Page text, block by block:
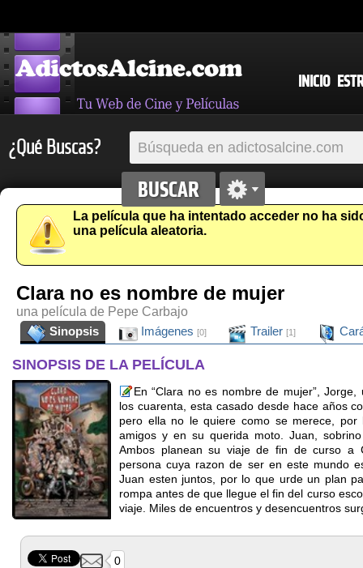
INICIO
¿Qué Buscas?
La película que ha intentado acceder no ha
una película aleatoria.
Clara no es nombre de mujer
una película de Pepe Carbajo
Sinopsis
Imágenes [0] Trailer [1]
SINOPSIS DE LA PELÍCULA
En “Clara no es nombre de mujer”,
los cuarenta, esta casado desde hace años
pero ella no le quiere como se merece,
amigos y en su querida moto. Juan,
Ambos planean su viaje de fin de curso a
persona cuya razon de ser en este mundo
Juan esten juntos, por lo que urde un plan
rompa antes de que llegue el fin del curso
viaje. Miles de encuentros y desencuentros
0